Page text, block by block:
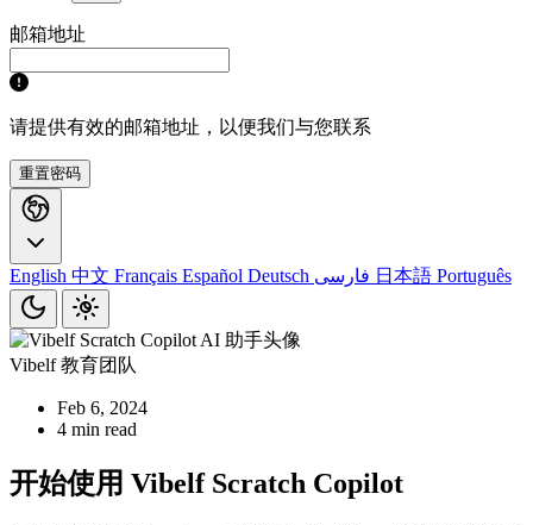
邮箱地址
请提供有效的邮箱地址，以便我们与您联系
重置密码
English 中文 Français Español Deutsch 日本語 Português
Vibelf 教育团队
Feb 6, 2024
4 min read
开始使用 Vibelf Scratch Copilot